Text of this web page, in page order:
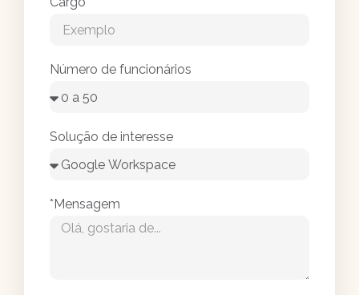
Número de funcionários
Solução de interesse
*Mensagem